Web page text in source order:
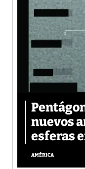
nuevos
esferas
AMÉRICA